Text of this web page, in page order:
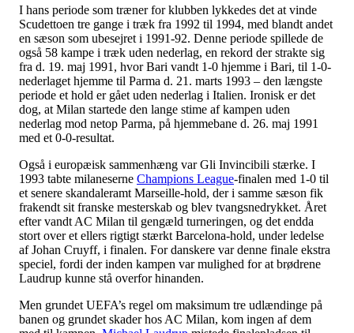
I hans periode som træner for klubben lykkedes det at vinde
Scudettoen tre gange i træk fra 1992 til 1994, med blandt andet
en sæson som ubesejret i 1991-92. Denne periode spillede de
også 58 kampe i træk uden nederlag, en rekord der strakte sig
fra d. 19. maj 1991, hvor Bari vandt 1-0 hjemme i Bari, til 1-0-
nederlaget hjemme til Parma d. 21. marts 1993 – den længste
periode et hold er gået uden nederlag i Italien. Ironisk er det
dog, at Milan startede den lange stime af kampen uden
nederlag mod netop Parma, på hjemmebane d. 26. maj 1991
med et 0-0-resultat.
Også i europæisk sammenhæng var Gli Invincibili stærke. I
1993 tabte milaneserne Champions League-finalen med 1-0 til
et senere skandaleramt Marseille-hold, der i samme sæson fik
frakendt sit franske mesterskab og blev tvangsnedrykket. Året
efter vandt AC Milan til gengæld turneringen, og det endda
stort over et ellers rigtigt stærkt Barcelona-hold, under ledelse
af Johan Cruyff, i finalen. For danskere var denne finale ekstra
speciel, fordi der inden kampen var mulighed for at brødrene
Laudrup kunne stå overfor hinanden.
Men grundet UEFA’s regel om maksimum tre udlændinge på
banen og grundet skader hos AC Milan, kom ingen af dem